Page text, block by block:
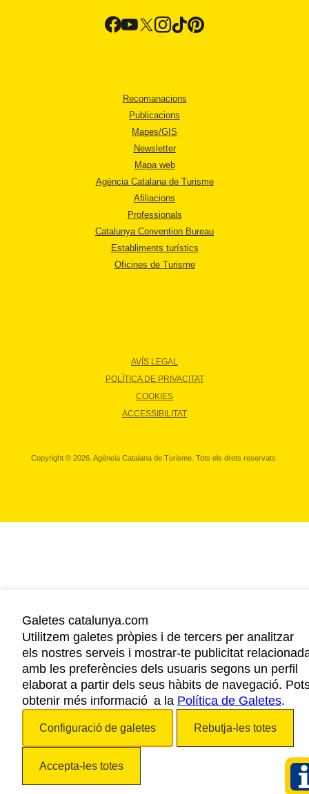
Recomanacions
Publicacions
Mapes/GIS
Newsletter
Mapa web
Agència Catalana de Turisme
Afiliacions
Professionals
Catalunya Convention Bureau
Establiments turístics
Oficines de Turisme
AVÍS LEGAL
POLÍTICA DE PRIVACITAT
COOKIES
ACCESSIBILITAT
Copyright © 2026. Agència Catalana de Turisme. Tots els drets reservats.
Galetes catalunya.com
Utilitzem galetes pròpies i de tercers per analitzar
els nostres serveis i mostrar-te publicitat
amb les preferències dels usuaris segons un perfil
elaborat a partir dels seus hàbits de navegació.
obtenir més informació a la Política de Galetes.
Configuració de galetes Rebutja-les totes
Accepta-les totes